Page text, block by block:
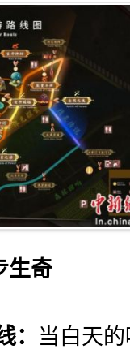
生奇
： 当白天